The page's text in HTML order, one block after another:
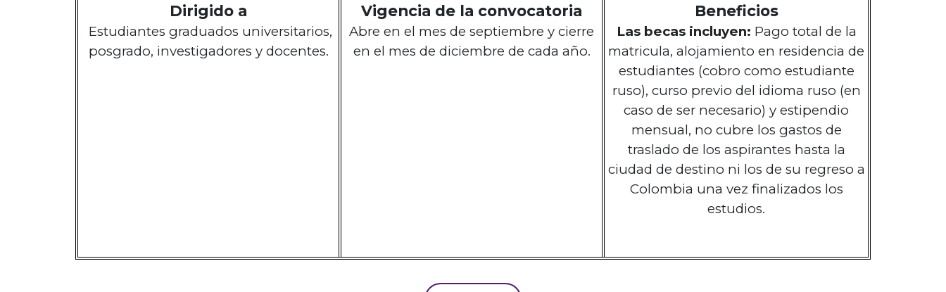
Dirigido a
Estudiantes graduados universitarios,
posgrado, investigadores y docentes.
Vigencia de la convocatoria
Abre en el mes de septiembre y cierre
en el mes de diciembre de cada año.
Beneficios
Las becas incluyen: Pago total de la
matricula, alojamiento en residencia de
estudiantes (cobro como estudiante
ruso), curso previo del idioma ruso (en
caso de ser necesario) y estipendio
mensual, no cubre los gastos de
traslado de los aspirantes hasta la
ciudad de destino ni los de su regreso a
Colombia una vez finalizados los
estudios.